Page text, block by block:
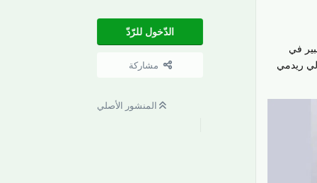
الدّخول للرّدّ
مشاركة
المنشور الأصلي
ضخمة بسعة 6550 مللي أمبير في
ريدمي